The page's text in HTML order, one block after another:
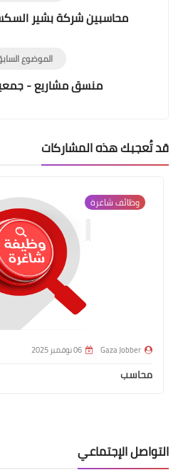
محاسبين شركة بشير
الموضوع
منسق مشاريع -
قد تُعجبك هذه المشاركات
وظائف شاغرة
Gaza Jobber 06 نوفمبر 2025
محاسب
التواصل الإجتماعي